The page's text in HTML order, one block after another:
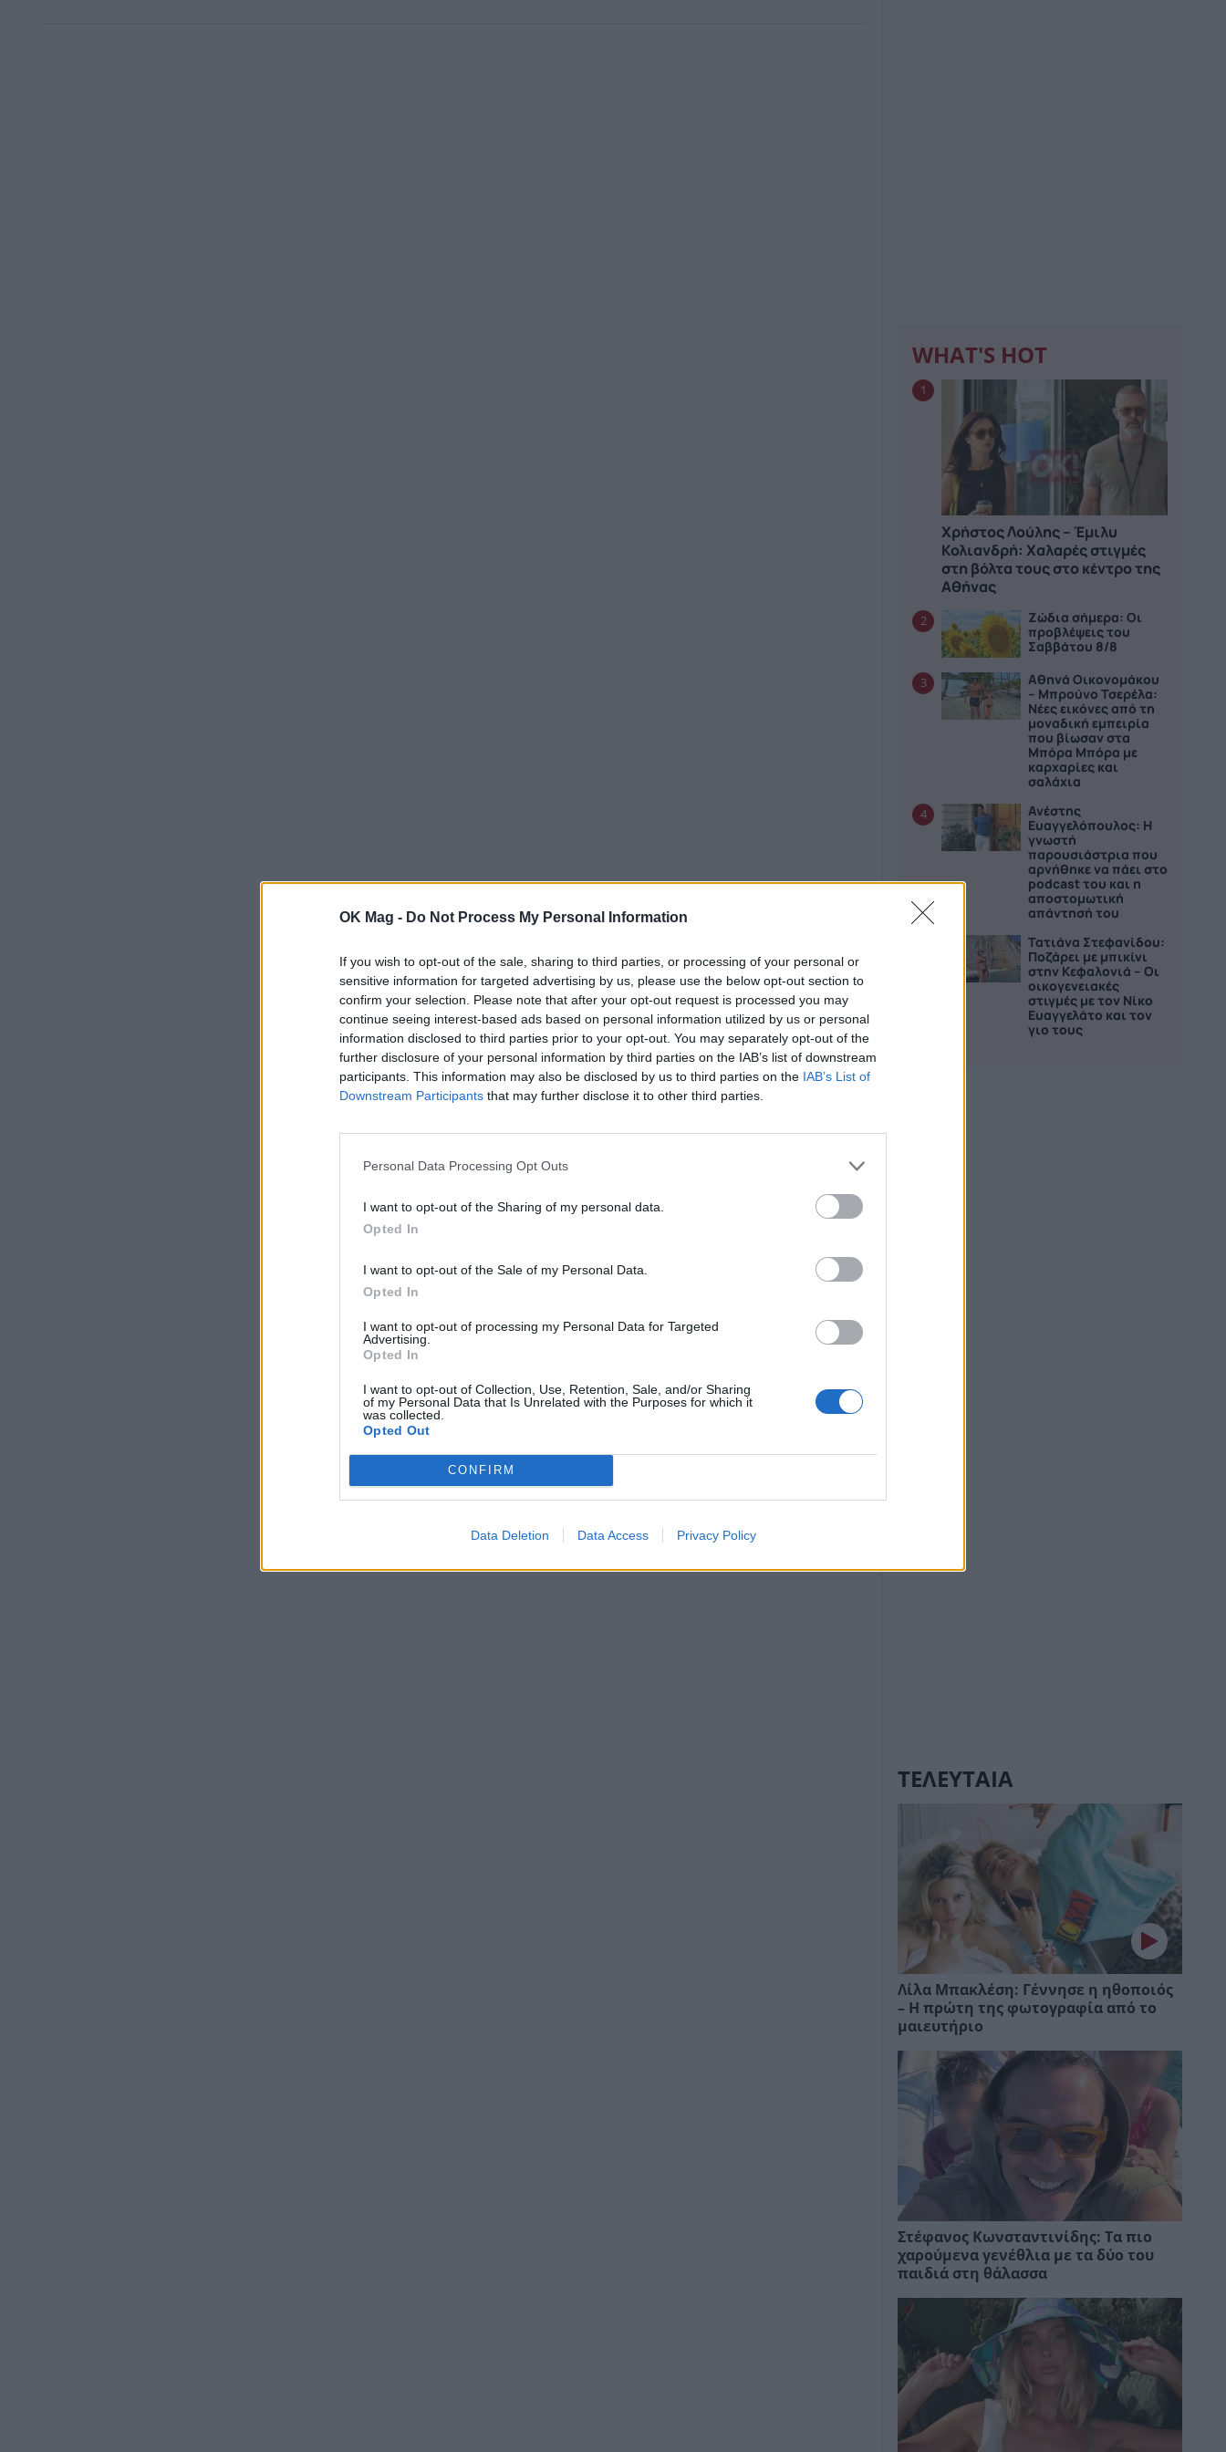
OK Mag - Do Not Process My Personal Information
If you wish to opt-out of the sale, sharing to third parties, or processing of your personal or
sensitive information for targeted advertising by us, please use the below opt-out section to
confirm your selection. Please note that after your opt-out request is processed you may
continue seeing interest-based ads based on personal information utilized by us or personal
information disclosed to third parties prior to your opt-out. You may separately opt-out of the
further disclosure of your personal information by third parties on the IAB’s list of downstream
participants. This information may also be disclosed by us to third parties on the IAB’s List of
Downstream Participants that may further disclose it to other third parties.
Personal Data Processing Opt Outs
I want to opt-out of the Sharing of my personal data.
Opted In
I want to opt-out of the Sale of my Personal Data.
Opted In
I want to opt-out of processing my Personal Data for Targeted
Advertising.
Opted In
I want to opt-out of Collection, Use, Retention, Sale, and/or Sharing
of my Personal Data that Is Unrelated with the Purposes for which it
was collected.
Opted Out
CONFIRM
Data Deletion Data Access Privacy Policy
WHAT'S HOT
1
Χρήστος Λούλης – Έμιλυ
Κολιανδρή: Χαλαρές στιγμές
στη βόλτα τους στο κέντρο της
Αθήνας
2
Ζώδια σήμερα: Οι
προβλέψεις του
Σαββάτου 8/8
3
Αθηνά Οικονομάκου
– Μπρούνο Τσερέλα:
Νέες εικόνες από τη
μοναδική εμπειρία
που βίωσαν στα
Μπόρα Μπόρα με
καρχαρίες και
σαλάχια
4
Ανέστης
Ευαγγελόπουλος: Η
γνωστή
παρουσιάστρια που
αρνήθηκε να πάει στο
podcast του και η
αποστομωτική
απάντησή του
Τατιάνα Στεφανίδου:
Ποζάρει με μπικίνι
στην Κεφαλονιά – Οι
οικογενειακές
στιγμές με τον Νίκο
Ευαγγελάτο και τον
γιο τους
ΤΕΛΕΥΤΑΙΑ
Λίλα Μπακλέση: Γέννησε η ηθοποιός
– Η πρώτη της φωτογραφία από το
μαιευτήριο
Στέφανος Κωνσταντινίδης: Τα πιο
χαρούμενα γενέθλια με τα δύο του
παιδιά στη θάλασσα